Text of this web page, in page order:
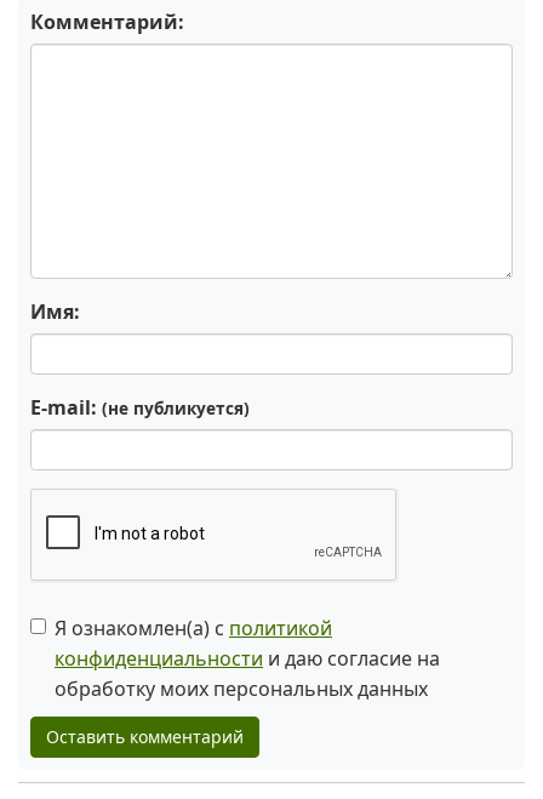
Комментарий:
Имя:
E-mail: (не публикуется)
Я ознакомлен(а) с политикой
конфиденциальности и даю согласие на
обработку моих персональных данных
Оставить комментарий